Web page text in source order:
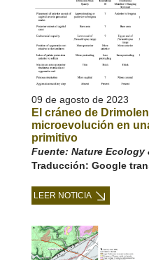
09 de agosto de 2023
El cráneo de
microevolución en
primitivo
Fuente: Nature Ecology
Traducción: Google
LEER NOTICIA